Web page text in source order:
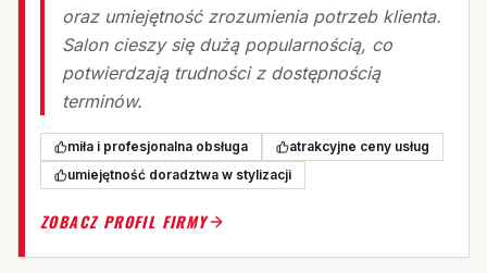
oraz umiejętność zrozumienia potrzeb klienta.
Salon cieszy się dużą popularnością, co
potwierdzają trudności z dostępnością
terminów.
miła i profesjonalna obsługa
atrakcyjne ceny usług
umiejętność doradztwa w stylizacji
ZOBACZ PROFIL FIRMY